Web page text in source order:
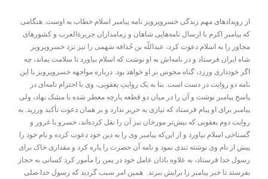
از رویدادهای مهم زندگی خسروپرویز نامه پیامبر اسلام خطاب به اوست. هنگامی
که پیامبر اکرم با ارسال نامه‌هایی شاهان و زمامداران جزیرة‌العرب و کشورهای
مجاور را به اسلام دعوت کرد، عبداللّه‌ بن حُذافه سَهمی را نیز نزد خسروپرویز
شاه ایران فرستاد و در نامه‌اش به او نوشت که اسلام بیاورد تا سلامت بماند، چه
اگر خودداری ورزد، گناه مجوس بر او خواهد بود. درباره مواجهه خسروپرویز با این
نامه دو روایت در دست است. بنا به یک روایتِ یعقوبی، وی با احترام نامه‌ای در
پاسخ پیامبر نوشت و آن را در میان دو قطعه پارچه معطر شده با مشک نهاد، ولی
پیامبر برای او پیام فرستاد که نیازی به حریر ندارد و بر همان دعوت تأکید ورزید. به
روایت دوم یعقوبی که بیش‌تر مورخان نیز آن را نقل کرده‌اند، خسرو با غرور و
گستاخی اسلام نیاورد و از این‌که پیامبر وی را به دین خود دعوت کرده و نام خود را
پیش از نام وی نوشته تندی نمود و نامه آن حضرت را پاره کرد و مقداری خاک برای
رسول خدا فرستاد، به علاوه باذان عامل خود در یمن را مأمور کرد کسانی به حجاز
بفرستد تا خبر پیامبر را برایش ببرند. همين امر سبب گرديد كه رسول خدا صلی